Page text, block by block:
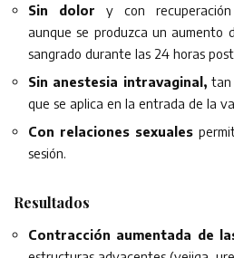
Sin dolor y con
aunque se produzca un aumento
sangrado durante las 24 horas
Sin anestesia intravaginal,tan
que se aplica en la entrada de la
Con relaciones sexuales
sesión.
Resultados
Contracción aumentada de